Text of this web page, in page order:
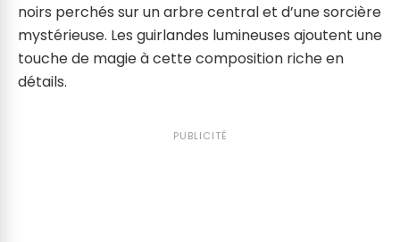
noirs perchés sur un arbre central et d’une sorcière
mystérieuse. Les guirlandes lumineuses ajoutent une
touche de magie à cette composition riche en
détails.
PUBLICITÉ